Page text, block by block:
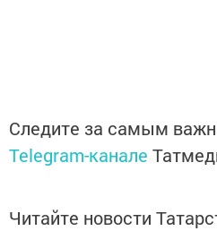
Следите за самым
Telegram-канале
Читайте новости